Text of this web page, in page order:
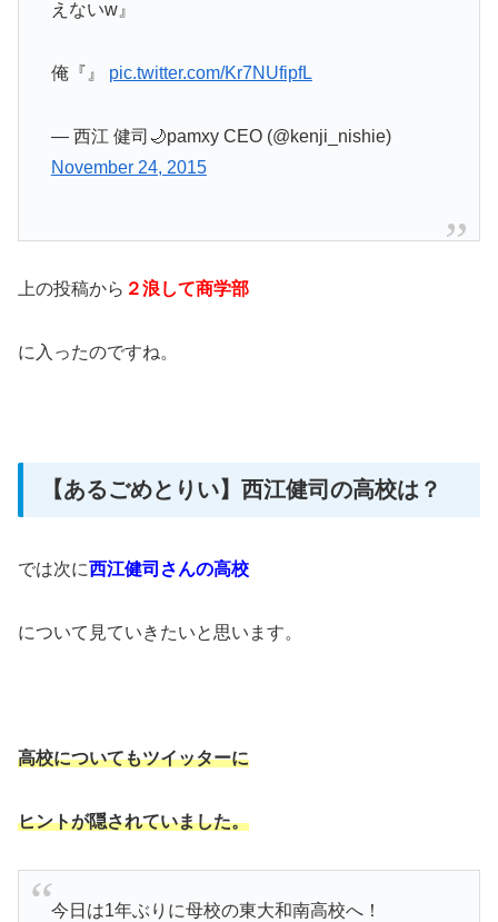
えないw』
俺『』 pic.twitter.com/Kr7NUfipfL
— 西江 健司🌙pamxy CEO (@kenji_nishie)
November 24, 2015
上の投稿から ２浪して商学部
に入ったのですね。
【あるごめとりい】西江健司の高校は？
では次に西江健司さんの高校
について見ていきたいと思います。
高校についてもツイッターに
ヒントが隠されていました。
今日は1年ぶりに母校の東大和南高校へ！